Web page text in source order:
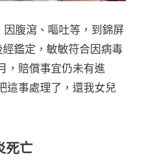
腹瀉、嘔吐等，到錦屏
鑑定，敏敏符合因病毒
，賠償事宜仍未有進
這事處理了，還我女兒
死亡